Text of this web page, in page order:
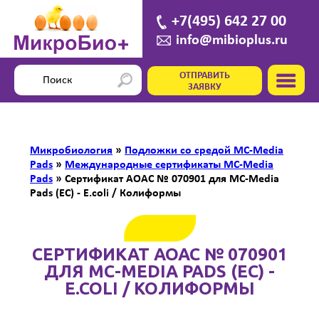
+7(495) 642 27 00
info@mibioplus.ru
ОТПРАВИТЬ
ЗАЯВКУ
Микробиология » Подложки со средой MC-Media
Pads » Международные сертификаты MC-Media
Pads » Сертификат AOAC № 070901 для MC-Media
Pads (EC) - E.coli / Колиформы
СЕРТИФИКАТ AOAC № 070901
ДЛЯ MC-MEDIA PADS (EC) -
E.COLI / КОЛИФОРМЫ